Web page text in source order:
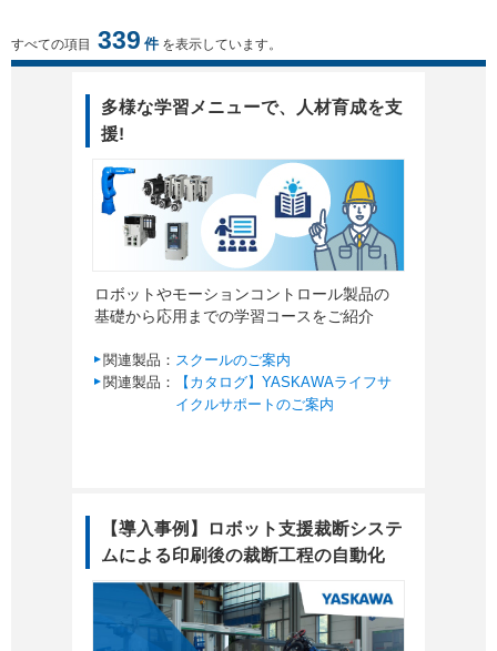
すべての項目 339 件 を表示しています。
多様な学習メニューで、人材育成を支
援!
ロボットやモーションコントロール製品の
基礎から応用までの学習コースをご紹介
関連製品： スクールのご案内
関連製品：
【カタログ】YASKAWAライフサ
イクルサポートのご案内
【導入事例】ロボット支援裁断システ
ムによる印刷後の裁断工程の自動化